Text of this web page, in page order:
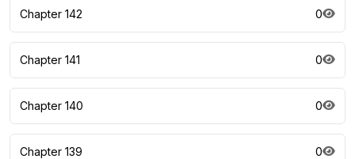
Chapter 142 0
Chapter 141 0
Chapter 140 0
Chapter 139 0